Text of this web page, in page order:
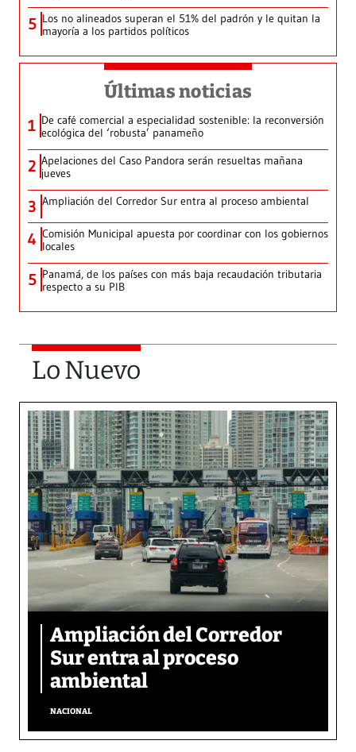
5 Los no alineados superan el 51% del padrón y le quitan la
mayoría a los partidos políticos
Últimas noticias
1 De café comercial a especialidad sostenible: la reconversión
ecológica del ‘robusta’ panameño
2 Apelaciones del Caso Pandora serán resueltas mañana
jueves
3 Ampliación del Corredor Sur entra al proceso ambiental
4 Comisión Municipal apuesta por coordinar con los gobiernos
locales
5 Panamá, de los países con más baja recaudación tributaria
respecto a su PIB
Lo Nuevo
Ampliación del Corredor
Sur entra al proceso
ambiental
NACIONAL